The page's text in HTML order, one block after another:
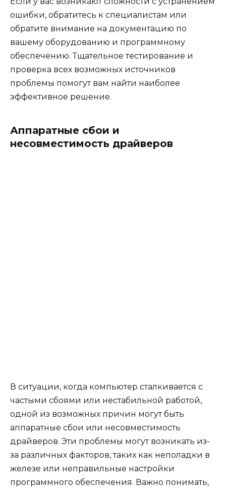
ошибки, обратитесь к специалистам или
обратите внимание на документацию по
вашему оборудованию и программному
обеспечению. Тщательное тестирование и
проверка всех возможных источников
проблемы помогут вам найти наиболее
эффективное решение.
Аппаратные сбои и
несовместимость драйверов
В ситуации, когда компьютер сталкивается с
частыми сбоями или нестабильной работой,
одной из возможных причин могут быть
аппаратные сбои или несовместимость
драйверов. Эти проблемы могут возникать из-
за различных факторов, таких как неполадки в
железе или неправильные настройки
программного обеспечения. Важно понимать,